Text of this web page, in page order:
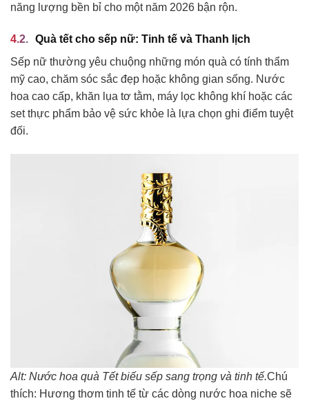
năng lượng bền bỉ cho một năm 2026 bận rộn.
Quà tết cho sếp nữ: Tinh tế và Thanh lịch
Sếp nữ thường yêu chuộng những món quà có tính thẩm
mỹ cao, chăm sóc sắc đẹp hoặc không gian sống. Nước
hoa cao cấp, khăn lụa tơ tằm, máy lọc không khí hoặc các
set thực phẩm bảo vệ sức khỏe là lựa chọn ghi điểm tuyệt
đối.
Alt: Nước hoa quà Tết biếu sếp sang trọng và tinh tế.Chú
thích: Hương thơm tinh tế từ các dòng nước hoa niche sẽ